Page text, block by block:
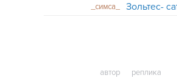
_симса_
Зольтес-
автор реплика